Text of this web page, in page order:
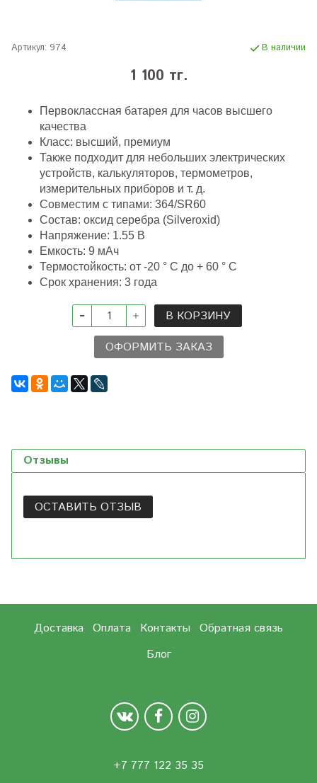
Артикул: 974 В наличии
1 100 тг.
Первоклассная батарея для часов высшего
качества
Класс: высший, премиум
Также подходит для небольших электрических
устройств, калькуляторов, термометров,
измерительных приборов и т. д.
Совместим с типами: 364/SR60
Состав: оксид серебра (Silveroxid)
Напряжение: 1.55 В
Емкость: 9 мАч
Термостойкость: от -20 ° C до + 60 ° C
Срок хранения: 3 года
В КОРЗИНУ
ОФОРМИТЬ ЗАКАЗ
Отзывы
ОСТАВИТЬ ОТЗЫВ
Доставка Оплата Контакты
Обратная связь
Блог
+7 777 122 35 35